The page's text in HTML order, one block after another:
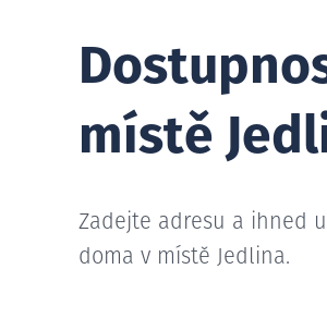
místě
Zadejte adresu a ihned
doma v místě Jedlina.